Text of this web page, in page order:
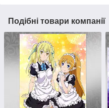
Подібні товари компанії